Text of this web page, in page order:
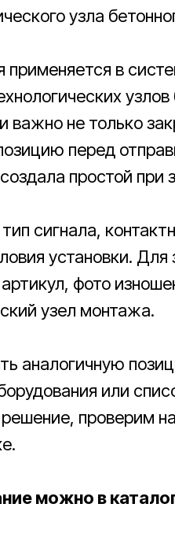
узла
применяется в
важно не только
перед
простой при
сигнала,
установки.
фото
узел монтажа.
аналогичную
или
проверим
можно в